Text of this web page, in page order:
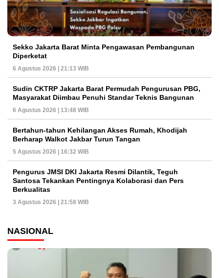
Sekko Jakarta Barat Minta Pengawasan Pembangunan
Diperketat
6 Agustus 2026 | 21:13 WIB
Sudin CKTRP Jakarta Barat Permudah Pengurusan PBG,
Masyarakat Diimbau Penuhi Standar Teknis Bangunan
6 Agustus 2026 | 13:48 WIB
Bertahun-tahun Kehilangan Akses Rumah, Khodijah
Berharap Walkot Jakbar Turun Tangan
5 Agustus 2026 | 16:32 WIB
Pengurus JMSI DKI Jakarta Resmi Dilantik, Teguh
Santosa Tekankan Pentingnya Kolaborasi dan Pers
Berkualitas
3 Agustus 2026 | 21:58 WIB
NASIONAL